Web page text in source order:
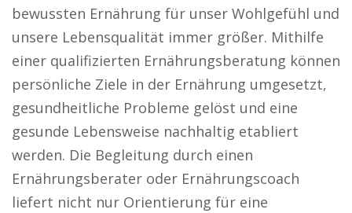
bewussten Ernährung für unser Wohlgefühl und
unsere Lebensqualität immer größer. Mithilfe
einer qualifizierten Ernährungsberatung können
persönliche Ziele in der Ernährung umgesetzt,
gesundheitliche Probleme gelöst und eine
gesunde Lebensweise nachhaltig etabliert
werden. Die Begleitung durch einen
Ernährungsberater oder Ernährungscoach
liefert nicht nur Orientierung für eine